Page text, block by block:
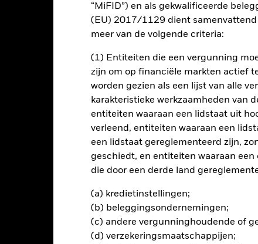
“MiFID”) en als gekwalificeerde
(EU) 2017/1129 dient
meer van de volgende criteria:
(1) Entiteiten die een vergunning
zijn om op financiële markten actief
worden gezien als een lijst van alle
karakteristieke werkzaamheden van
entiteiten waaraan een lidstaat uit
verleend, entiteiten waaraan een
een lidstaat gereglementeerd zijn,
geschiedt, en entiteiten waaraan
die door een derde land
(a) kredietinstellingen;
(b) beleggingsondernemingen;
(c) andere vergunninghoudende of
(d) verzekeringsmaatschappijen;
van ten minste 70% aan effecten met een
actief zijn in ontwikkelde landen wereldwijd. Dit wordt
(GMI's) (d.w.z. schuldeffecten met korte looptijden),
afgeleide financiële instrumenten (FDI's) (d.w.z. contracten
Fonds kan worden gebruikt om de beleggingsdoelstelling van
genereren (d.w.z. waarbij het Fonds een
kan een aanzienlijk deel of zelfs het geheel van de activa van
blootstelling af te dekken of om bij te dragen aan het
De waarde en het rendement van beleggingen kunnen
hun oorspronkelijke inleg.
van dit fonds gebruiken derivaten om valutarisico's af te
besmettingsrisico (ook bekend als spill-over) voor andere